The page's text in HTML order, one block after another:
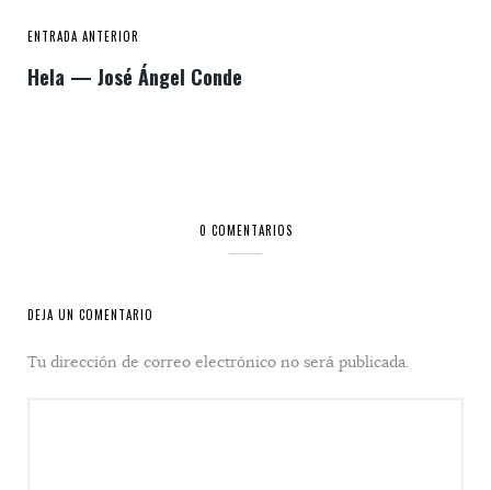
ENTRADA ANTERIOR
Hela — José Ángel Conde
0 COMENTARIOS
DEJA UN COMENTARIO
Tu dirección de correo electrónico no será publicada.